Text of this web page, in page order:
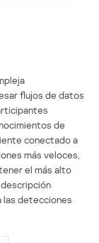
flujos de datos
de
conectado a
más veloces,
el más alto
las detecciones